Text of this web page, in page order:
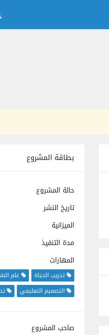
بطاقة المشروع
حالة المشروع
تاريخ النشر
الميزانية
مدة التنفيذ
المهارات
تدريب الحياة علم
التصميم التعليمي
صاحب المشروع